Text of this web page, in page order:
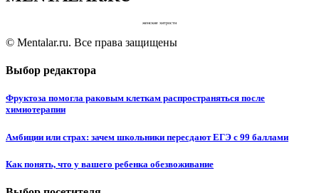
женские хитрости
© Mentalar.ru. Все права защищены
Выбор редактора
Фруктоза помогла раковым клеткам распространяться после
химиотерапии
Амбиции или страх: зачем школьники пересдают ЕГЭ с 99 баллами
Как понять, что у вашего ребенка обезвоживание